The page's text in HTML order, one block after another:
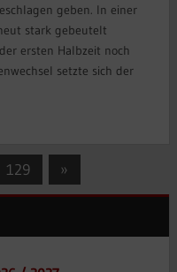
geben. In einer
stark gebeutelt
ersten Halbzeit noch
setzte sich der
129
Nächste
Beiträge
»